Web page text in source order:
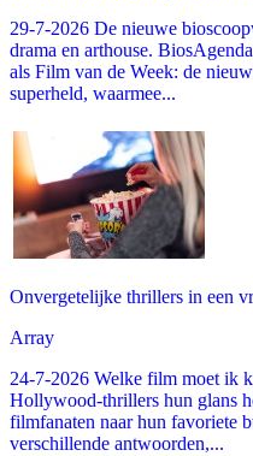
29-7-2026 De nieuwe
drama en arthouse.
als Film van de Week: de
superheld, waarmee...
Onvergetelijke thrillers in een
Array
24-7-2026 Welke film moet ik
Hollywood-thrillers hun glans
filmfanaten naar hun favoriete
verschillende antwoorden,...